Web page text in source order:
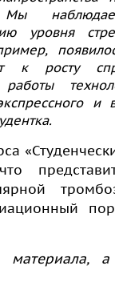
Мы
уровня
к росту
и